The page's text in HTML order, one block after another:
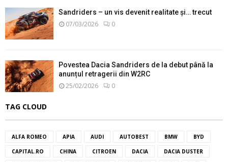
Sandriders – un vis devenit realitate și… trecut
07/03/2026 0
Povestea Dacia Sandriders de la debut până la
anunțul retragerii din W2RC
25/02/2026 0
TAG CLOUD
ALFA ROMEO APIA AUDI AUTOBEST BMW BYD
CAPITAL.RO CHINA CITROEN DACIA DACIA DUSTER